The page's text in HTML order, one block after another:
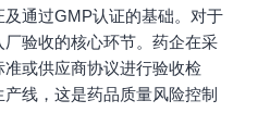
通过GMP认证的基础。对于
验收的核心环节。药企在采
或供应商协议进行验收检
线，这是药品质量风险控制